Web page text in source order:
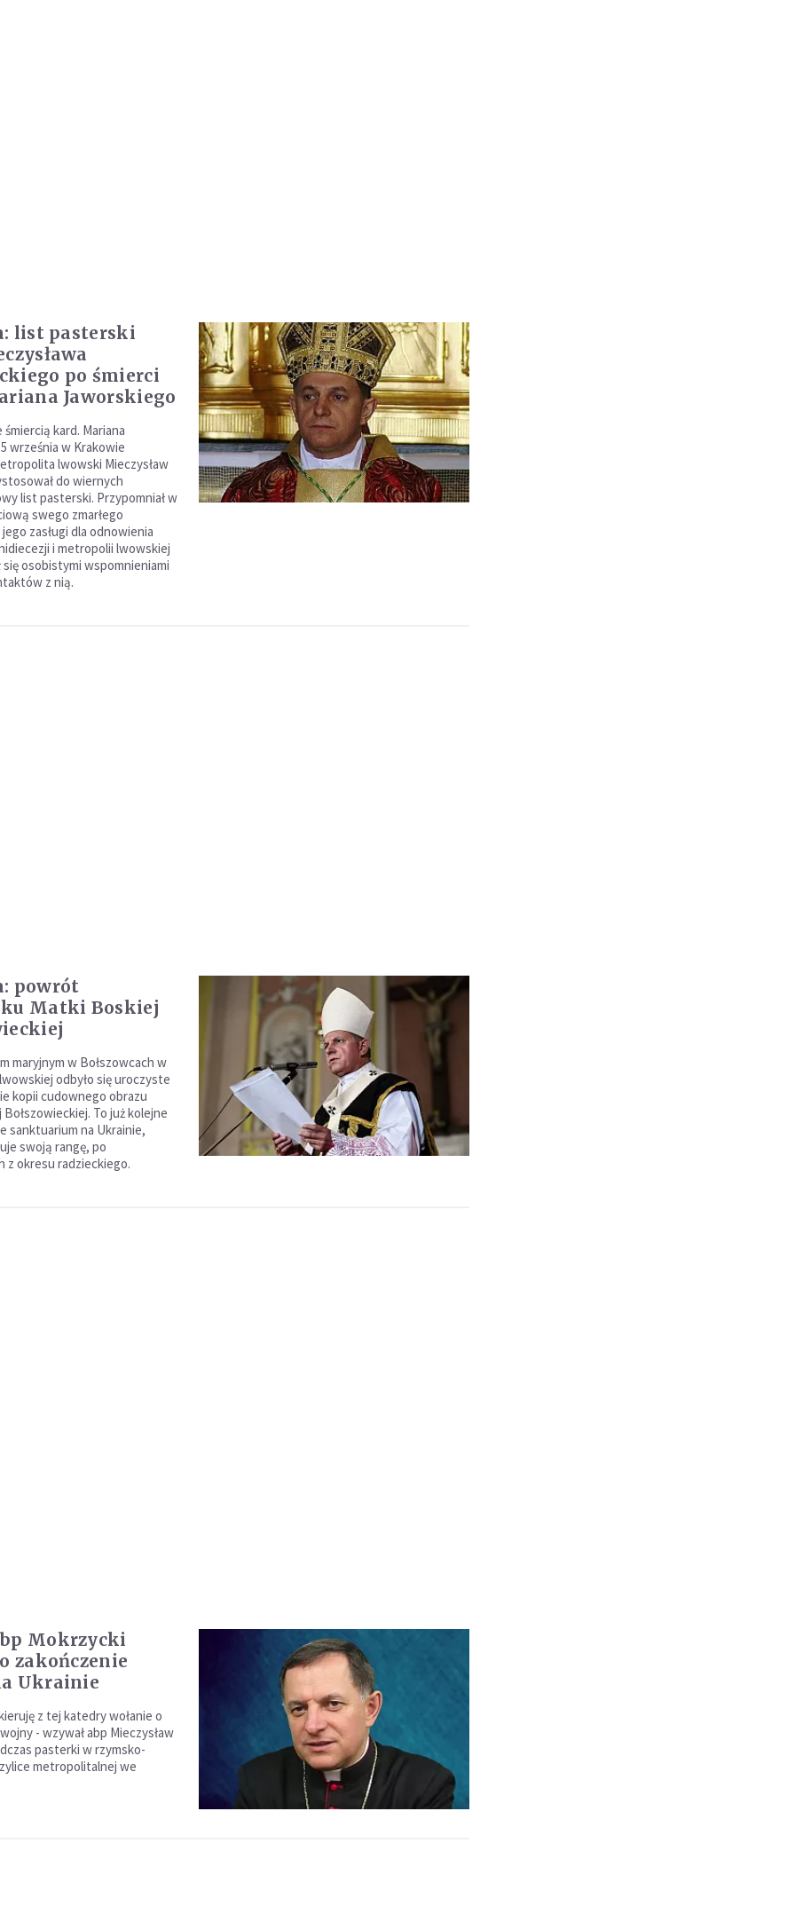
list pasterski
po śmierci
Jaworskiego
kard. Mariana
września w Krakowie
lwowski Mieczysław
do wiernych
list pasterski. Przypomniał w
swego zmarłego
zasługi dla odnowienia
i metropolii lwowskiej
się osobistymi wspomnieniami
z nią.
powrót
Matki Boskiej
maryjnym w Bołszowcach w
odbyło się uroczyste
kopii cudownego obrazu
To już kolejne
sanktuarium na Ukrainie,
swoją rangę, po
z okresu radzieckiego.
Mokrzycki
zakończenie
Ukrainie
z tej katedry wołanie o
- wzywał abp Mieczysław
pasterki w rzymsko-
metropolitalnej we